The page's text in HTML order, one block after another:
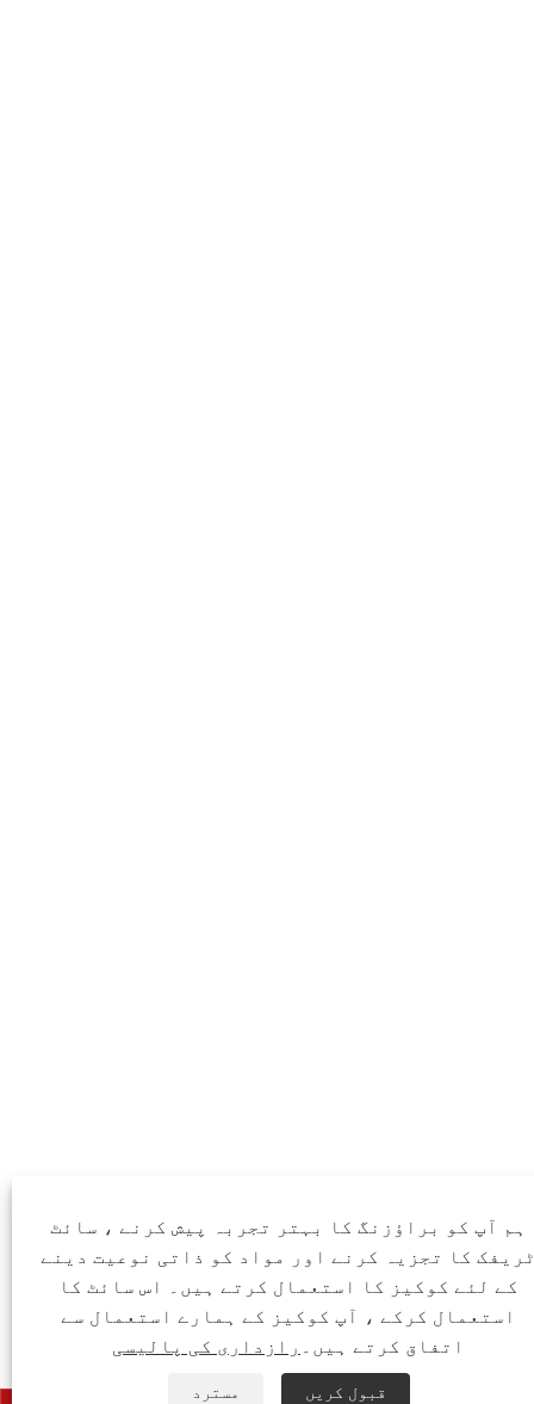
ہم آپ کو براؤزنگ کا بہتر تجربہ پیش کرنے ، سائٹ
کا تجزیہ کرنے اور مواد کو ذاتی نوعیت دینے
کے لئے کوکیز کا استعمال کرتے ہیں۔ اس سائٹ کا
استعمال کرکے ، آپ کوکیز کے ہمارے استعمال سے
اتفاق کرتے ہیں۔ رازداری کی پالیسی
مسترد قبول کریں